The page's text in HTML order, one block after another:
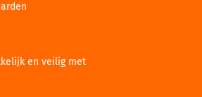
en veilig met